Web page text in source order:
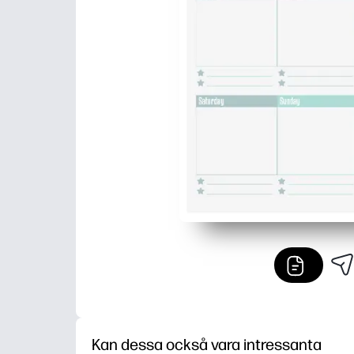
Kan dessa också vara intressanta